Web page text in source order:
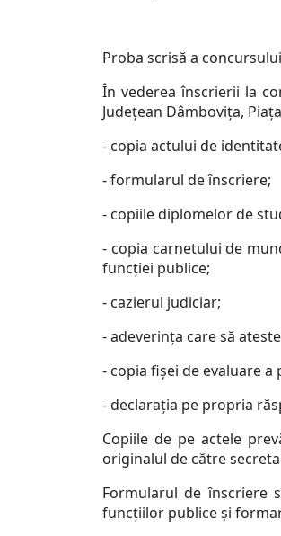
Proba scrisă a
În vederea înscrierii la
Judeţean Dâmboviţa,
- copia actului de
- formularul de înscriere;
- copiile diplomelor de
- copia carnetului de
funcţiei publice;
- cazierul judiciar;
- adeverinţa care să
- copia fişei de evaluare
- declaraţia pe propria
Copiile de pe actele
originalul de către
Formularul de înscriere
funcţiilor publice şi